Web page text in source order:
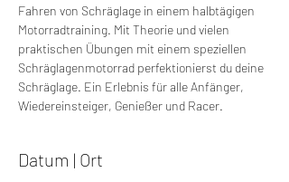
Fahren von Schräglage in einem halbtägigen
Motorradtraining. Mit Theorie und vielen
praktischen Übungen mit einem speziellen
Schräglagenmotorrad perfektionierst du deine
Schräglage. Ein Erlebnis für alle Anfänger,
Wiedereinsteiger, Genießer und Racer.
Datum | Ort